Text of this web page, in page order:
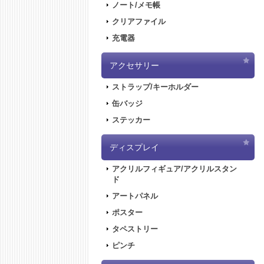
ノート/メモ帳
クリアファイル
充電器
アクセサリー
ストラップ/キーホルダー
缶バッジ
ステッカー
ディスプレイ
アクリルフィギュア/アクリルスタン
ド
アートパネル
ポスター
タペストリー
ピンチ